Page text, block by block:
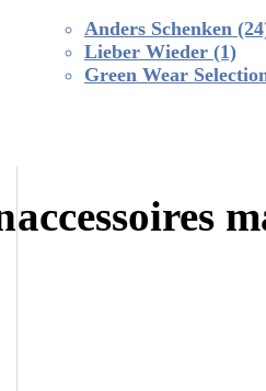
Anders Schenken
Lieber Wieder (1)
Green Wear
accessoires